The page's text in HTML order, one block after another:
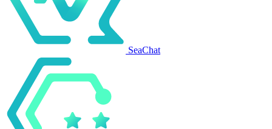
SeaChat